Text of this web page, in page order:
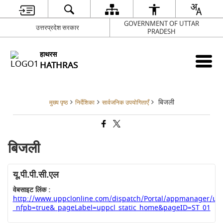
उत्तरप्रदेश सरकार
GOVERNMENT OF UTTAR
PRADESH
हाथरस
HATHRAS
मुख्य पृष्ठ निर्देशिका सार्वजनिक उपयोगिताएँ बिजली
बिजली
यू.पी.पी.सी.एल
वेबसाइट लिंक :
http://www.uppclonline.com/dispatch/Portal/appmanager/
_nfpb=true&_pageLabel=uppcl_static_home&pageID=ST_01